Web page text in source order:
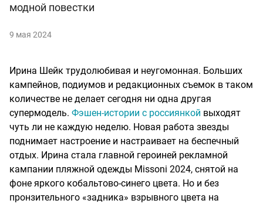
модной повестки
9 мая 2024
Ирина Шейк трудолюбивая и неугомонная. Больших
кампейнов, подиумов и редакционных съемок в таком
количестве не делает сегодня ни одна другая
супермодель. Фэшен-истории с россиянкой выходят
чуть ли не каждую неделю. Новая работа звезды
поднимает настроение и настраивает на беспечный
отдых. Ирина стала главной героиней рекламной
кампании пляжной одежды Missoni 2024, снятой на
фоне яркого кобальтово-синего цвета. Но и без
пронзительного «задника» взрывного цвета на